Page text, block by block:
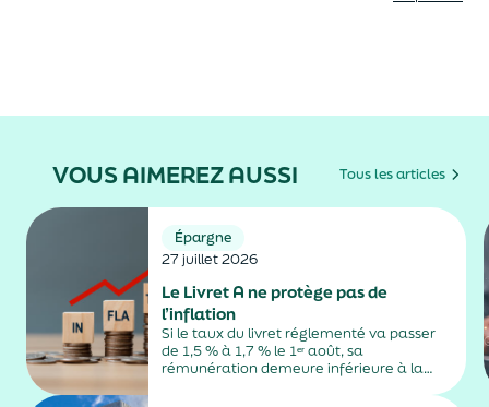
VOUS AIMEREZ AUSSI Tous les articles
Épargne
27 juillet 2026
Le Livret A ne protège pas de
l’inflation
Si le taux du livret réglementé va passer
de 1,5 % à 1,7 % le 1ᵉʳ août, sa
rémunération demeure inférieure à la